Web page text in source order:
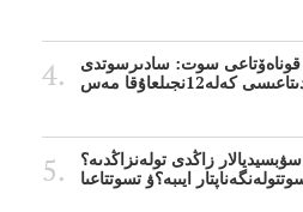
قوناەۆتاعى سوت: سادىرسوتدى
سۋبسيديالار زاڭدى تولەنزاڭدىە؟